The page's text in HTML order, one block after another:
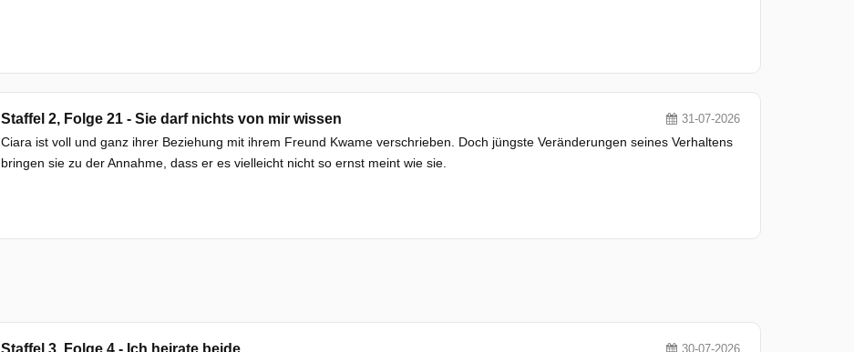
Staffel 2, Folge 21 - Sie darf nichts von mir wissen 31-07-2026
Ciara ist voll und ganz ihrer Beziehung mit ihrem Freund Kwame verschrieben. Doch jüngste Veränderungen seines Verhaltens
bringen sie zu der Annahme, dass er es vielleicht nicht so ernst meint wie sie.
Staffel 3, Folge 4 - Ich heirate beide 30-07-2026